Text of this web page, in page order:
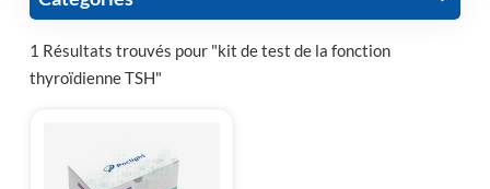
1 Résultats trouvés pour "kit de test de la fonction
thyroïdienne TSH"